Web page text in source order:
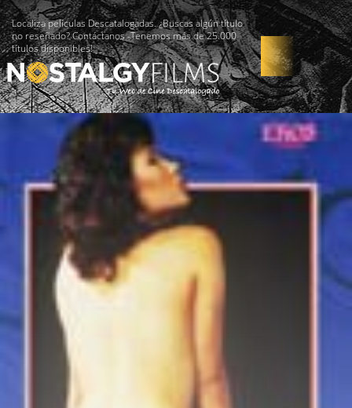
Localiza películas Descatalogadas. ¿Buscas algún título
no reseñado? Contáctanos -Tenemos más de 25.000
títulos disponibles!